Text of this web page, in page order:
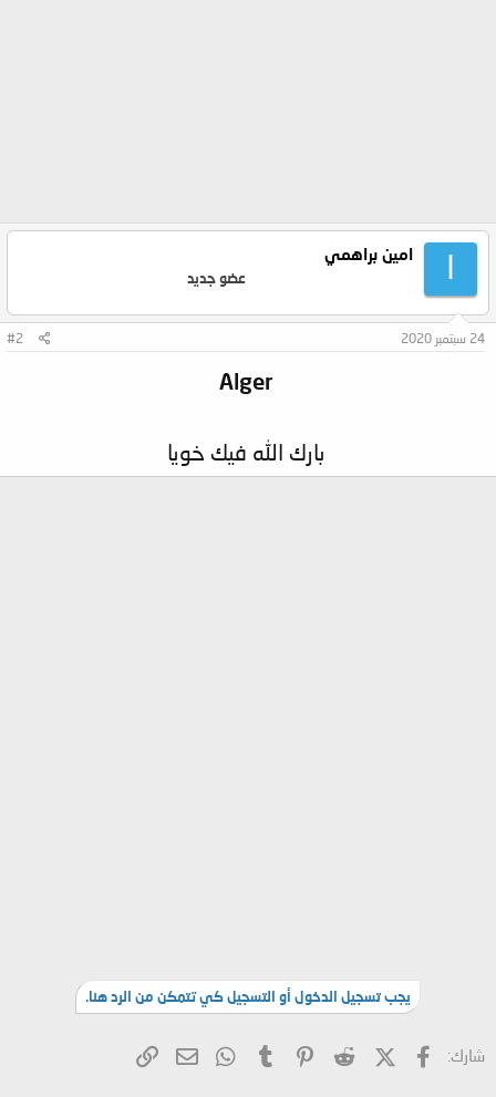
امين براهمي
عضو جديد
24 سبتمبر 2020 #2
Alger
بارك الله فيك خويا
يجب تسجيل الدخول أو التسجيل كي تتمكن من الرد هنا.
شارك: فيسبوكX (Twitter)
Reddit
Pinterest
Tumblr
WhatsAppالبريد الإلكتروني
الرابط